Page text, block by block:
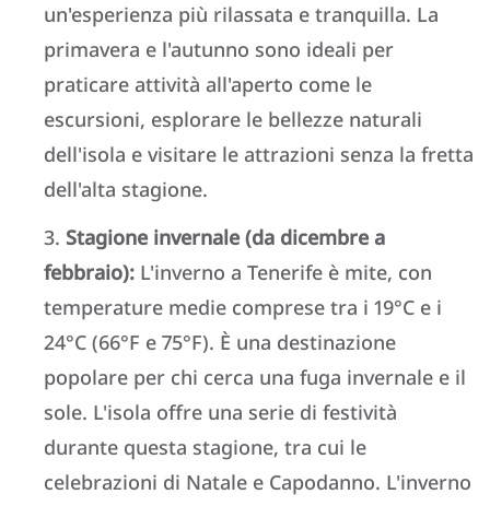
un'esperienza più rilassata e tranquilla. La
primavera e l'autunno sono ideali per
praticare attività all'aperto come le
escursioni, esplorare le bellezze naturali
dell'isola e visitare le attrazioni senza la fretta
dell'alta stagione.
Stagione invernale (da dicembre a
febbraio): L'inverno a Tenerife è mite, con
temperature medie comprese tra i 19°C e i
24°C (66°F e 75°F). È una destinazione
popolare per chi cerca una fuga invernale e il
sole. L'isola offre una serie di festività
durante questa stagione, tra cui le
celebrazioni di Natale e Capodanno. L'inverno